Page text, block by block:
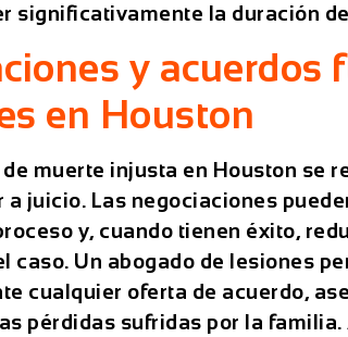
significativamente la duración
y acuerdos
en Houston
de muerte injusta en Houston se
a juicio. Las negociaciones
y, cuando tienen éxito,
caso. Un abogado de lesiones
cualquier oferta de acuerdo,
pérdidas sufridas por la